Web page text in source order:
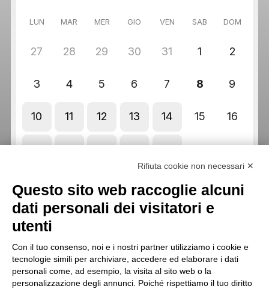
Rifiuta cookie non necessari ✕
Questo sito web raccoglie alcuni
dati personali dei visitatori e
utenti
Con il tuo consenso, noi e i nostri partner utilizziamo i cookie e
tecnologie simili per archiviare, accedere ed elaborare i dati
personali come, ad esempio, la visita al sito web o la
personalizzazione degli annunci. Poiché rispettiamo il tuo diritto